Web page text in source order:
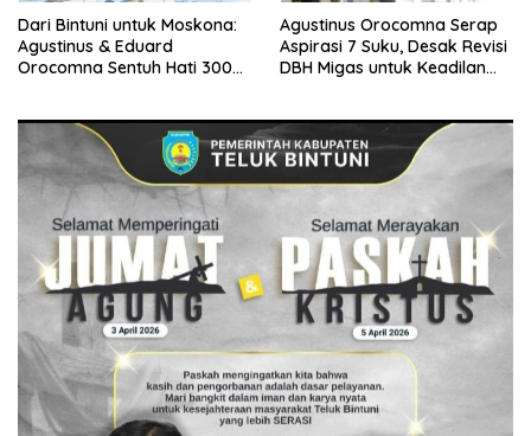
Dari Bintuni untuk Moskona:
Agustinus & Eduard
Orocomna Sentuh Hati 300
Agustinus Orocomna Serap
Aspirasi 7 Suku, Desak Revisi
DBH Migas untuk Keadilan